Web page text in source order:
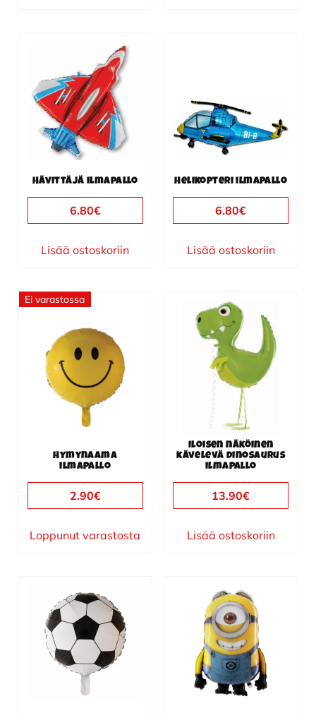
Hävittäjä ilmapallo
6.80€
Lisää ostoskoriin
Helikopteri ilmapallo
6.80€
Lisää ostoskoriin
Ei varastossa
Hymynaama
ilmapallo
2.90€
Loppunut varastosta
Iloisen näköinen
kävelevä dinosaurus
ilmapallo
13.90€
Lisää ostoskoriin